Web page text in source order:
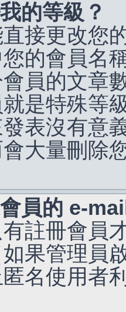
的等級？
接更改您
的會員名
員的文章
是特殊等
表沒有意
大量刪除
員的 e-
註冊會員
果管理員
名使用者